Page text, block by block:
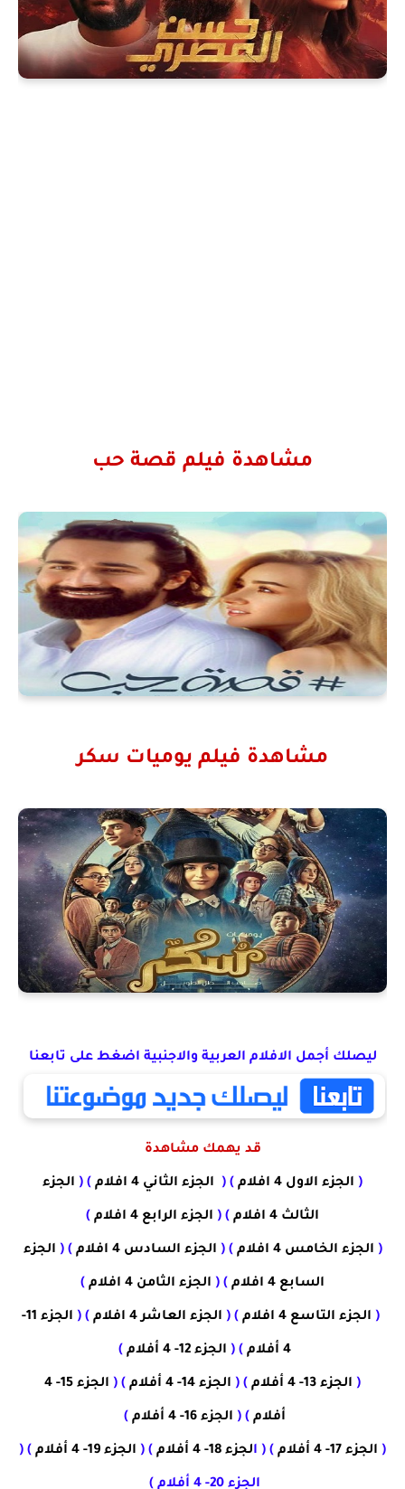
مشاهدة فيلم قصة حب
مشاهدة فيلم يوميات سكر
ليصلك أجمل الافلام العربية والاجنبية اضغط على تابعنا
قد يهمك مشاهدة
( الجزء الاول 4 افلام ) ( الجزء الثاني 4 افلام ) ( الجزء
الثالث 4 افلام ) ( الجزء الرابع 4 افلام )
( الجزء الخامس 4 افلام ) ( الجزء السادس 4 افلام ) ( الجزء
السابع 4 افلام )
( الجزء الثامن 4 افلام )
( الجزء التاسع 4 افلام ) ( الجزء العاشر 4 افلام ) ( الجزء 11-
4 أفلام )
( الجزء 12- 4 أفلام )
( الجزء 13- 4 أفلام )
( الجزء 14- 4 أفلام )
( الجزء 15- 4
أفلام )
( الجزء 16- 4 أفلام )
( الجزء 17- 4 أفلام ) ( الجزء 18- 4 أفلام )
( الجزء 19- 4 أفلام )
(
الجزء 20- 4 أفلام )